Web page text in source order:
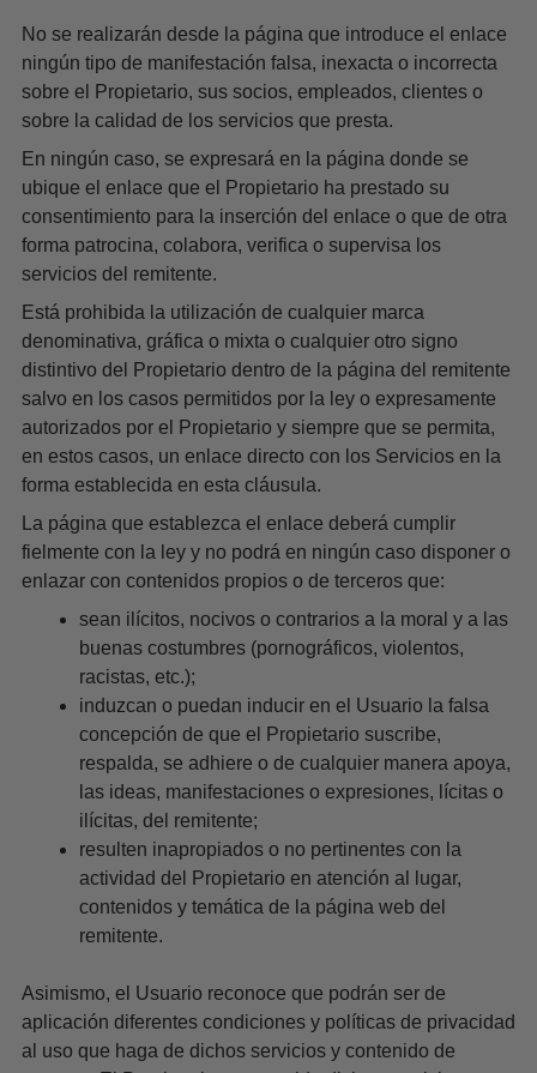
No se realizarán desde la página que introduce el enlace
ningún tipo de manifestación falsa, inexacta o incorrecta
sobre el Propietario, sus socios, empleados, clientes o
sobre la calidad de los servicios que presta.
En ningún caso, se expresará en la página donde se
ubique el enlace que el Propietario ha prestado su
consentimiento para la inserción del enlace o que de otra
forma patrocina, colabora, verifica o supervisa los
servicios del remitente.
Está prohibida la utilización de cualquier marca
denominativa, gráfica o mixta o cualquier otro signo
distintivo del Propietario dentro de la página del remitente
salvo en los casos permitidos por la ley o expresamente
autorizados por el Propietario y siempre que se permita,
en estos casos, un enlace directo con los Servicios en la
forma establecida en esta cláusula.
La página que establezca el enlace deberá cumplir
fielmente con la ley y no podrá en ningún caso disponer o
enlazar con contenidos propios o de terceros que:
sean ilícitos, nocivos o contrarios a la moral y a las
buenas costumbres (pornográficos, violentos,
racistas, etc.);
induzcan o puedan inducir en el Usuario la falsa
concepción de que el Propietario suscribe,
respalda, se adhiere o de cualquier manera apoya,
las ideas, manifestaciones o expresiones, lícitas o
ilícitas, del remitente;
resulten inapropiados o no pertinentes con la
actividad del Propietario en atención al lugar,
contenidos y temática de la página web del
remitente.
Asimismo, el Usuario reconoce que podrán ser de
aplicación diferentes condiciones y políticas de privacidad
al uso que haga de dichos servicios y contenido de